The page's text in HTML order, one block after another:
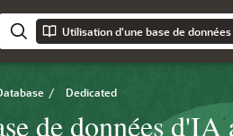
/ Dedicated
de données